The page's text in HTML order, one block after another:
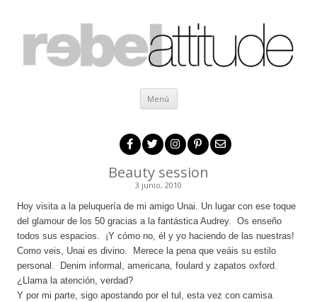
Menú Ir al contenido
Beauty session
3 junio, 2010
Hoy visita a la peluquería de mi amigo Unai. Un lugar con ese toque
del glamour de los 50 gracias a la fantástica Audrey. Os enseño
todos sus espacios. ¡Y cómo no, él y yo haciendo de las nuestras!
Como veis, Unai es divino. Merece la pena que veáis su estilo
personal. Denim informal, americana, foulard y zapatos oxford.
¿Llama la atención, verdad?
Y por mi parte, sigo apostando por el tul, esta vez con camisa